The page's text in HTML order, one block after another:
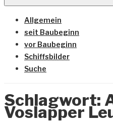
Allgemein
seit Baubeginn
vor Baubeginn
Schiffsbilder
Suche
Schlagwort:
Voslapper